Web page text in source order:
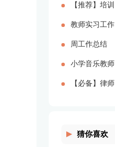
文共21870字)
师教学工作总
结（通用6
篇）(全文共
7137字)
【推荐】培训
助理个人年终
工作总结(全
文共1658字)
教师实习工作
总结(全文共
2690字)
周工作总结
(合集15篇)
(全文共13162
小学音乐教师
年度总结(全
【必备】律师
猜你喜欢